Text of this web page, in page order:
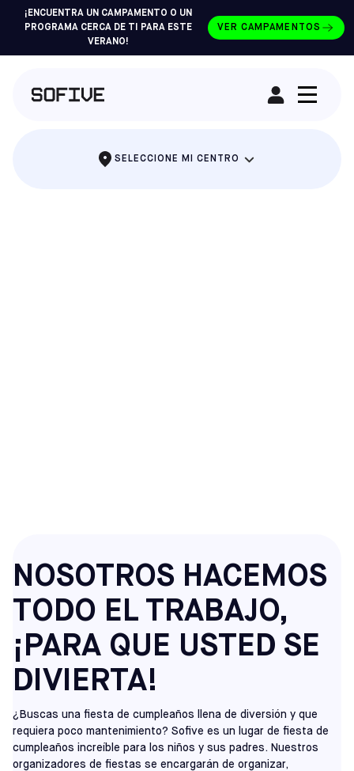
¡ENCUENTRA UN CAMPAMENTO O UN
PROGRAMA CERCA DE TI PARA ESTE
VERANO!
VER CAMPAMENTOS
SELECCIONE MI CENTRO
¿Buscas una fiesta de cumpleaños llena de diversión y que
requiera poco mantenimiento? Sofive es un lugar de fiesta de
cumpleaños increíble para los niños y sus padres. Nuestros
organizadores de fiestas se encargarán de organizar,
NOSOTROS HACEMOS
TODO EL TRABAJO,
¡PARA QUE USTED SE
DIVIERTA!